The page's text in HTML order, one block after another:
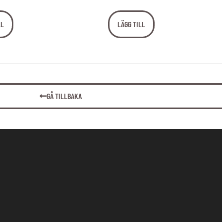
LÄGG TILL
GÅ TILLBAKA